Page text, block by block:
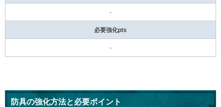
-
必要強化pts
-
防具の強化方法と必要ポイント